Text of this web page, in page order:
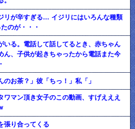
リが辛すぎる… イジリにはいろんな種類
のが・・・
いる。電話して話してるとき、赤ちゃん
ん、子供が起きちゃったから電話また今
お茶？」彼「ちっ！」私「」
ワマン頂き女子のこの動画、すげえええ
張り合ってくる